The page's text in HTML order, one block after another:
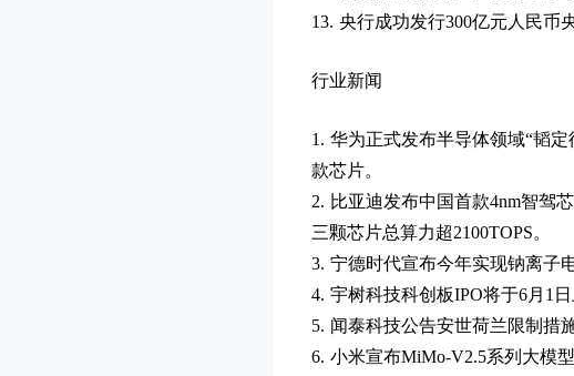
13. 央行成功发行300亿元人民币
行业新闻
1. 华为正式发布半导体领域“韬
款芯片。
2. 比亚迪发布中国首款4nm智驾
三颗芯片总算力超2100TOPS。
3. 宁德时代宣布今年实现钠离子
4. 宇树科技科创板IPO将于6月1
5. 闻泰科技公告安世荷兰限制措
6. 小米宣布MiMo-V2.5系列大模